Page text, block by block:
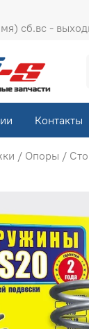
сб.вс -
Контакты
/ Опоры /